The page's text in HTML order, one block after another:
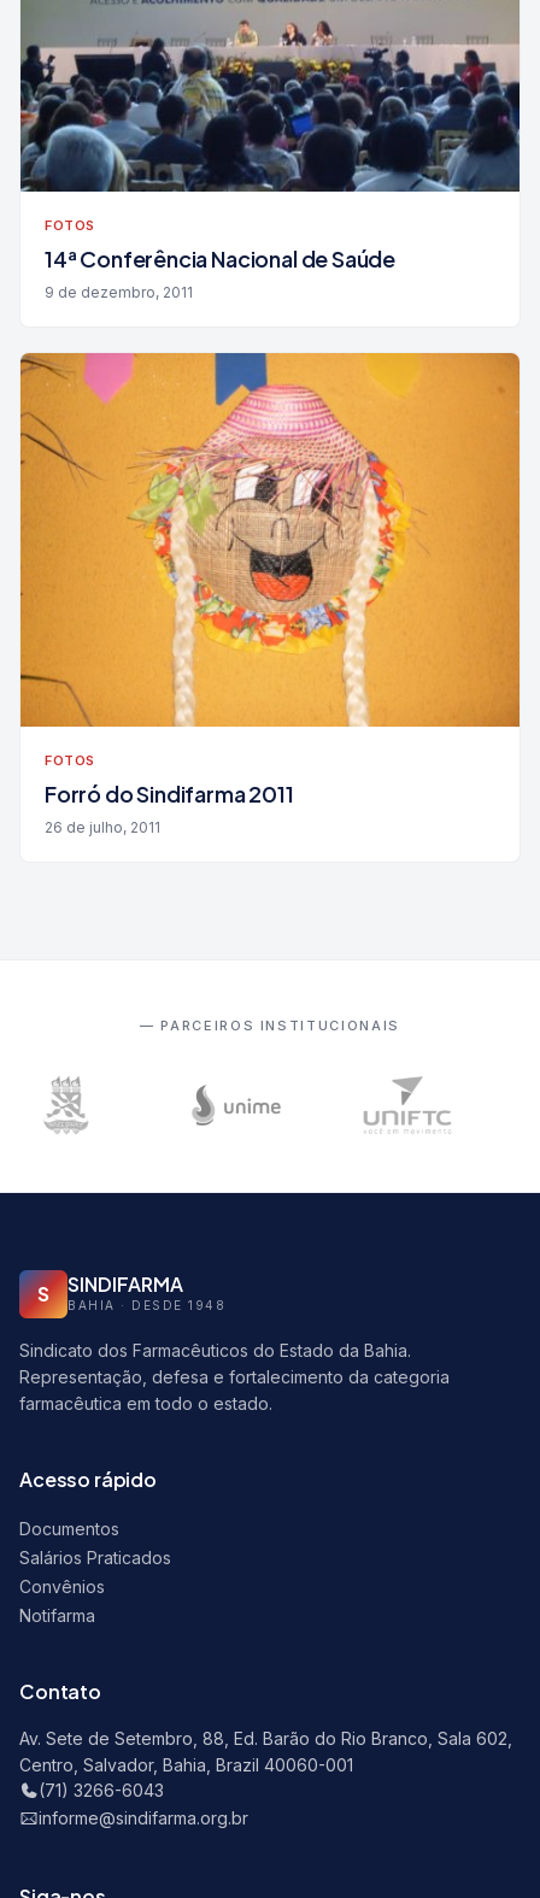
FOTOS
14ª Conferência Nacional de Saúde
9 de dezembro, 2011
FOTOS
Forró do Sindifarma 2011
26 de julho, 2011
— PARCEIROS INSTITUCIONAIS
S SINDIFARMA
BAHIA · DESDE 1948
Sindicato dos Farmacêuticos do Estado da Bahia.
Representação, defesa e fortalecimento da categoria
farmacêutica em todo o estado.
Acesso rápido
Documentos
Salários Praticados
Convênios
Notifarma
Contato
Av. Sete de Setembro, 88, Ed. Barão do Rio Branco, Sala 602,
Centro, Salvador, Bahia, Brazil 40060-001
(71) 3266-6043
informe@sindifarma.org.br